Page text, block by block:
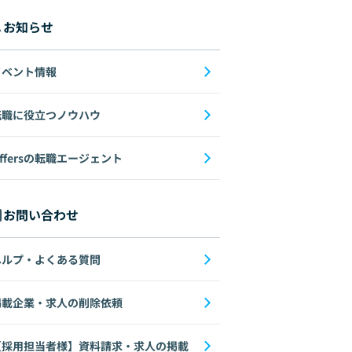
お知らせ
ント情報
に役立つノウハウ
の転職エージェント
お問い合わせ
プ・よくある質問
企業・求人の削除依頼
用担当者様】資料請求・求人の掲載